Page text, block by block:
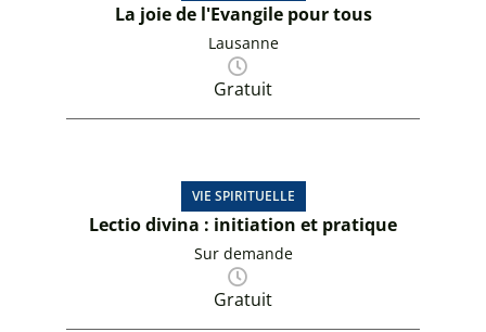
La joie de l'Evangile pour tous
Lausanne
Gratuit
VIE SPIRITUELLE
Lectio divina : initiation et pratique
Sur demande
Gratuit